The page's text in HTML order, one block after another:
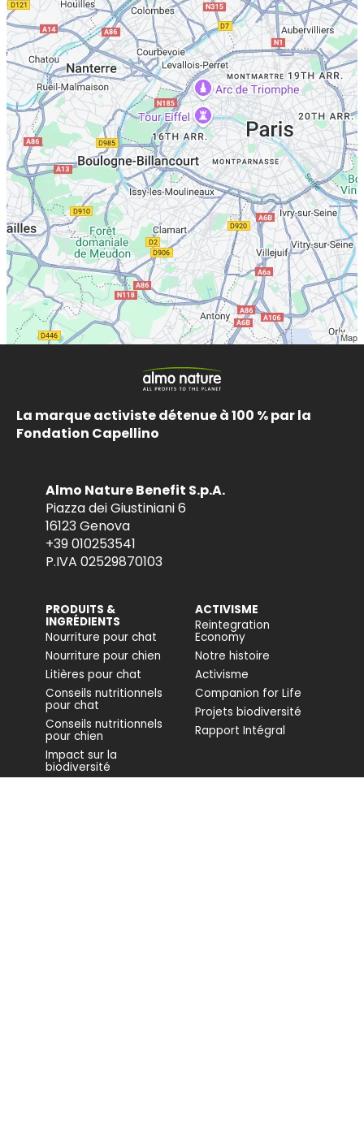
La marque activiste détenue à 100 % par la
Fondation Capellino
Almo Nature Benefit S.p.A.
Piazza dei Giustiniani 6
16123 Genova
+39 010253541
P.IVA 02529870103
PRODUITS &
INGRÉDIENTS
Nourriture pour chat
Nourriture pour chien
Litières pour chat
Conseils nutritionnels
pour chat
Conseils nutritionnels
pour chien
Impact sur la
biodiversité
ACTIVISME
Reintegration
Economy
Notre histoire
Activisme
Companion for Life
Projets biodiversité
Rapport Intégral